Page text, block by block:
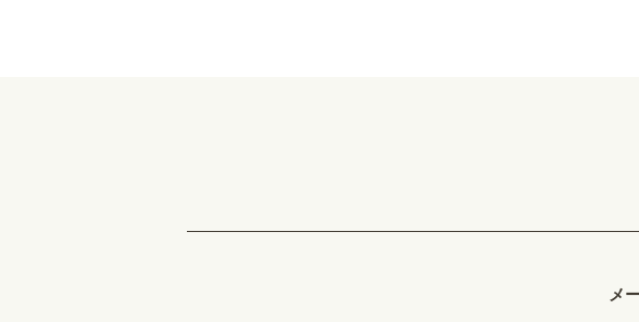
メ